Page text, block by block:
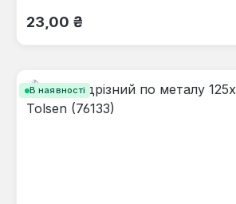
Звичайна ціна:
23,00 ₴
В наявності